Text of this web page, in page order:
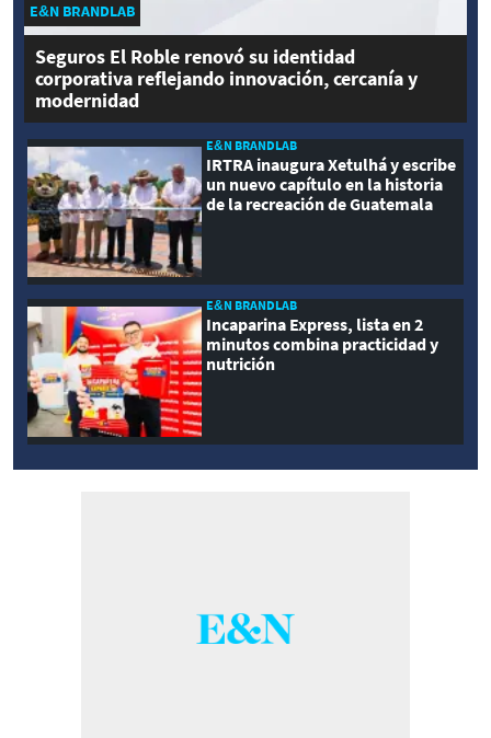
E&N BRANDLAB
Seguros El Roble renovó su identidad
corporativa reflejando innovación, cercanía y
modernidad
E&N BRANDLAB
IRTRA inaugura Xetulhá y escribe
un nuevo capítulo en la historia
de la recreación de Guatemala
E&N BRANDLAB
Incaparina Express, lista en 2
minutos combina practicidad y
nutrición